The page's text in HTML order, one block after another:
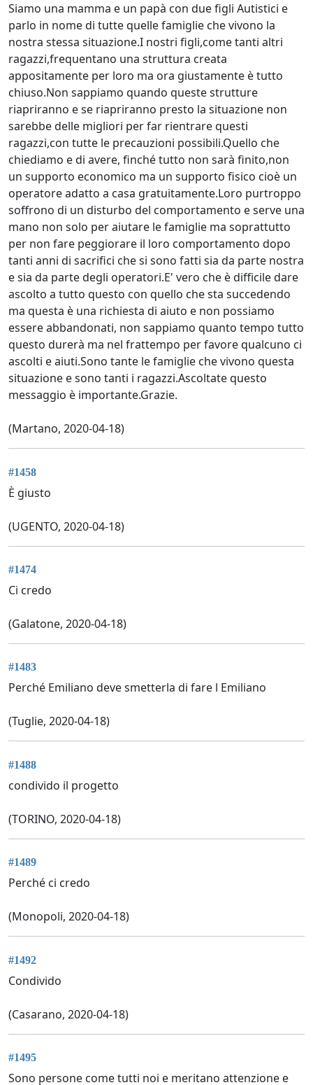
Siamo una mamma e un papà con due figli Autistici e
parlo in nome di tutte quelle famiglie che vivono la
nostra stessa situazione.I nostri figli,come tanti altri
ragazzi,frequentano una struttura creata
appositamente per loro ma ora giustamente è tutto
chiuso.Non sappiamo quando queste strutture
riapriranno e se riapriranno presto la situazione non
sarebbe delle migliori per far rientrare questi
ragazzi,con tutte le precauzioni possibili.Quello che
chiediamo e di avere, finché tutto non sarà finito,non
un supporto economico ma un supporto fisico cioè un
operatore adatto a casa gratuitamente.Loro purtroppo
soffrono di un disturbo del comportamento e serve una
mano non solo per aiutare le famiglie ma soprattutto
per non fare peggiorare il loro comportamento dopo
tanti anni di sacrifici che si sono fatti sia da parte nostra
e sia da parte degli operatori.E' vero che è difficile dare
ascolto a tutto questo con quello che sta succedendo
ma questa è una richiesta di aiuto e non possiamo
essere abbandonati, non sappiamo quanto tempo tutto
questo durerà ma nel frattempo per favore qualcuno ci
ascolti e aiuti.Sono tante le famiglie che vivono questa
situazione e sono tanti i ragazzi.Ascoltate questo
messaggio è importante.Grazie.
(Martano, 2020-04-18)
#1458
È giusto
(UGENTO, 2020-04-18)
#1474
Ci credo
(Galatone, 2020-04-18)
#1483
Perché Emiliano deve smetterla di fare l Emiliano
(Tuglie, 2020-04-18)
#1488
condivido il progetto
(TORINO, 2020-04-18)
#1489
Perché ci credo
(Monopoli, 2020-04-18)
#1492
Condivido
(Casarano, 2020-04-18)
#1495
Sono persone come tutti noi e meritano attenzione e